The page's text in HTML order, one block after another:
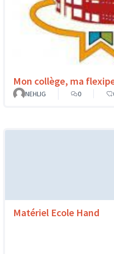
Mon collège, ma
NEHLIG
0
Matériel Ecole Hand